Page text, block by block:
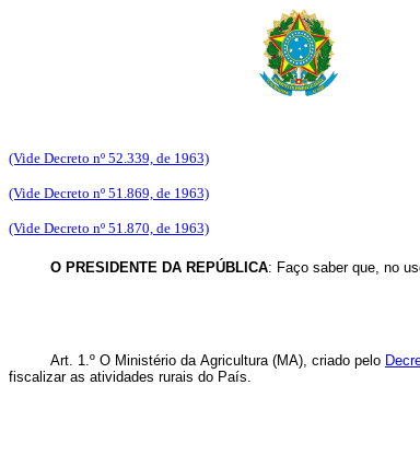
(Vide Decreto nº 52.339, de 1963)
(Vide Decreto nº 51.869, de 1963)
(Vide Decreto nº 51.870, de 1963)
O PRESIDENTE DA REPÚBLICA: Faço saber que, no
Art. 1.º O Ministério da Agricultura (MA), criado pelo
fiscalizar as atividades rurais do País.